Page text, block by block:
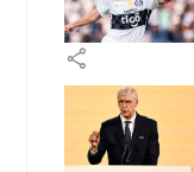
share